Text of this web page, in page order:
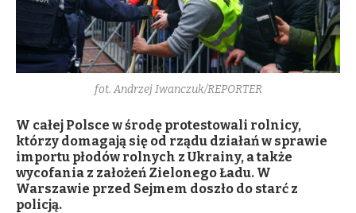
fot. Andrzej Iwanczuk/REPORTER
W całej Polsce w środę protestowali rolnicy,
którzy domagają się od rządu działań w sprawie
importu płodów rolnych z Ukrainy, a także
wycofania z założeń Zielonego Ładu. W
Warszawie przed Sejmem doszło do starć z
policją.